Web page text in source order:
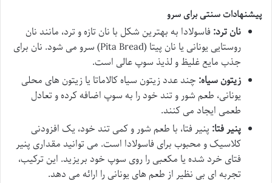
پیشنهادات سنتی برای سرو
نان ترد: فاسولادا به بهترین شکل با نان تازه و ترد، مانند نان
روستایی یونانی یا نان پیتا (Pita Bread) سرو می شود. نان برای
جذب مایع غلیظ و لذیذ سوپ عالی است.
زیتون سیاه: چند عدد زیتون سیاه کالاماتا یا زیتون های محلی
یونانی، طعم شور و تند خود را به سوپ اضافه کرده و تعادل
طعمی ایجاد می کنند.
پنیر فتا: پنیر فتا، با طعم شور و کمی تند خود، یک افزودنی
کلاسیک و محبوب برای فاسولادا است. می توانید مقداری پنیر
فتای خرد شده یا مکعبی را روی سوپ خود بریزید. این ترکیب،
تجربه ای بی نظیر از طعم های یونانی را ارائه می دهد.